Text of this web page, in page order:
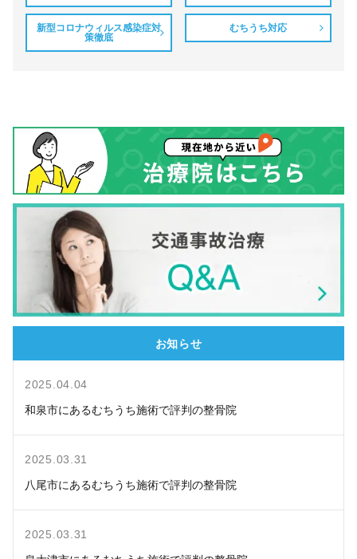
新型コロナウィルス感染症対
策徹底
むちうち対応
お知らせ
2025.04.04
和泉市にあるむちうち施術で評判の整骨院
2025.03.31
八尾市にあるむちうち施術で評判の整骨院
2025.03.31